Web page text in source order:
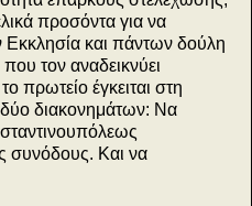
προσόντα για να
και πάντων δούλη
τον αναδεικνύει
πρωτείο έγκειται στη
δύο διακονημάτων: Να
συνόδους. Και να